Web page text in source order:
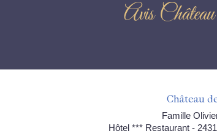
Avis
Château
Famille
Hôtel *** Restaurant -